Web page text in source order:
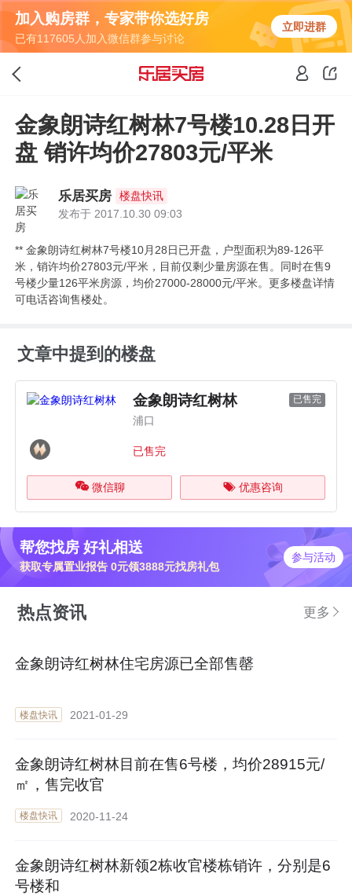
加入购房群，专家带你选好房
已有117605人加入微信群参与讨论
立即进群
金象朗诗红树林7号楼10.28日开
盘 销许均价27803元/平米
乐居买房
楼盘快讯
发布于 2017.10.30 09:03
** 金象朗诗红树林7号楼10月28日已开盘，户型面积为89-126平
米，销许均价27803元/平米，目前仅剩少量房源在售。同时在售9
号楼少量126平米房源，均价27000-28000元/平米。更多楼盘详情
可电话咨询售楼处。
文章中提到的楼盘
金象朗诗红树林 已售完
浦口
已售完
微信聊 优惠咨询
帮您找房 好礼相送
获取专属置业报告 0元领3888元找房礼包
参与活动
热点资讯 更多
金象朗诗红树林住宅房源已全部售罄
楼盘快讯 2021-01-29
金象朗诗红树林目前在售6号楼，均价28915元/
㎡，售完收官
楼盘快讯 2020-11-24
金象朗诗红树林新领2栋收官楼栋销许，分别是6
号楼和